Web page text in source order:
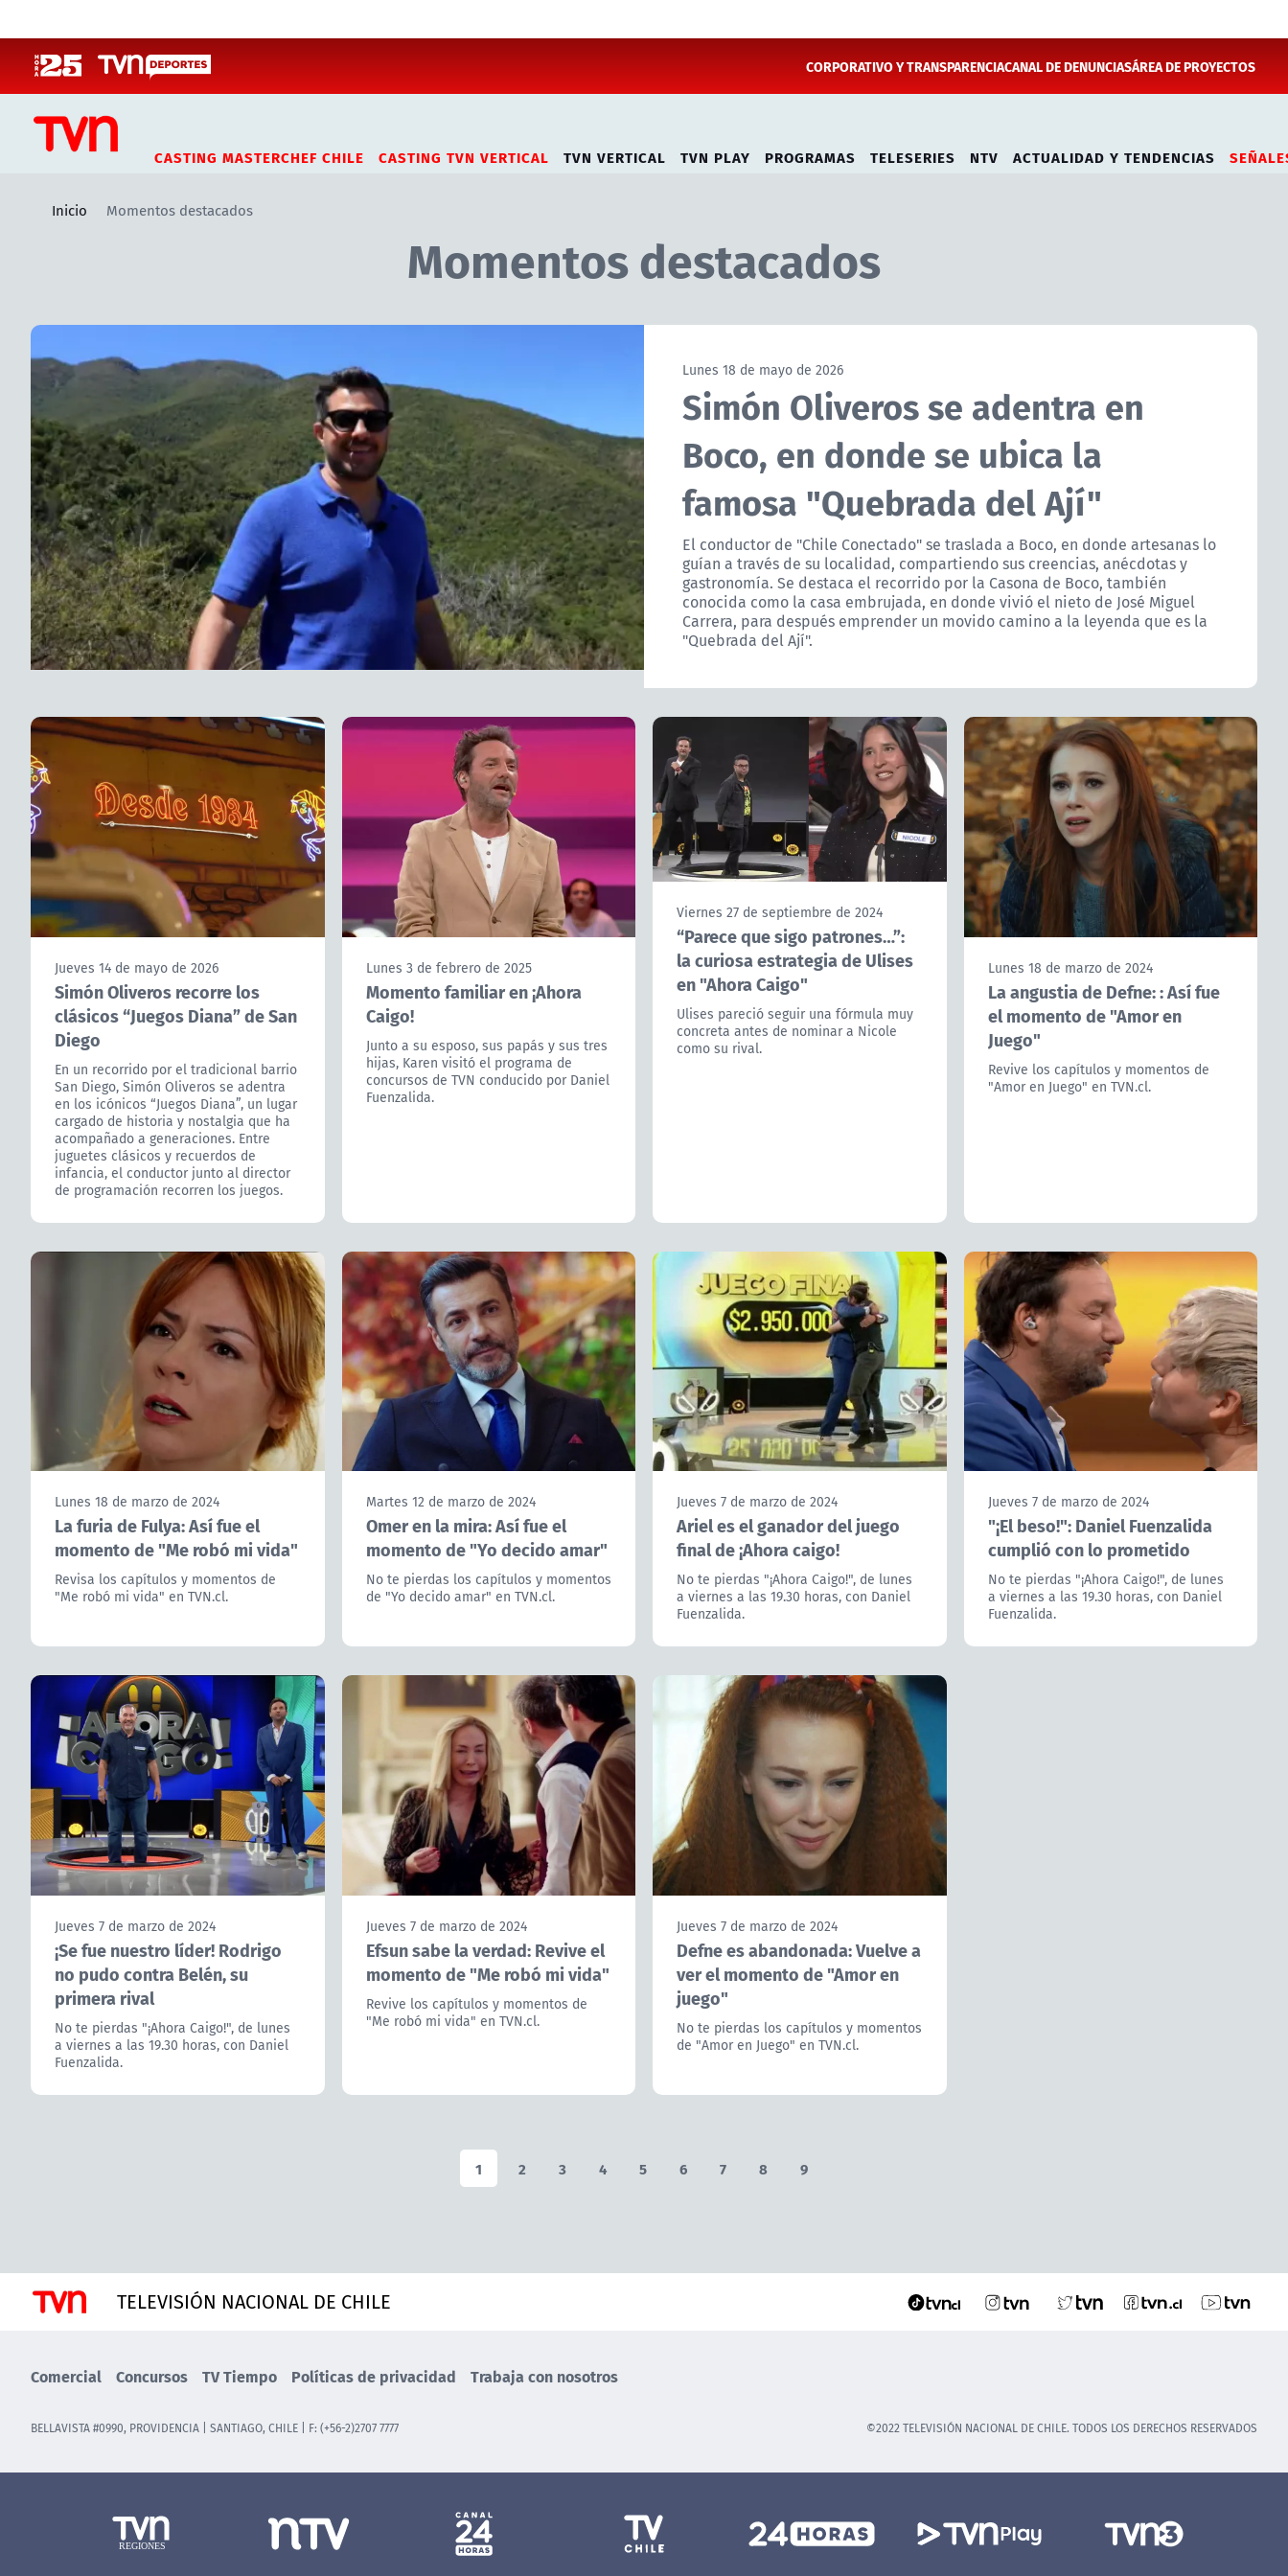
CORPORATIVO Y TRANSPARENCIACANAL DE DENUNCIASÁREA DE PROYECTOS
CASTING MASTERCHEF CHILE CASTING TVN VERTICAL TVN VERTICAL TVN PLAY PROGRAMAS TELESERIES NTV ACTUALIDAD Y TENDENCIAS
Inicio Momentos destacados
Momentos destacados
Artículos relacionados con Momentos destacados
Lunes 18 de mayo de 2026
Simón Oliveros se adentra en
Boco, en donde se ubica la
famosa "Quebrada del Ají"
El conductor de "Chile Conectado" se traslada a Boco, en donde artesanas lo
guían a través de su localidad, compartiendo sus creencias, anécdotas y
gastronomía. Se destaca el recorrido por la Casona de Boco, también
conocida como la casa embrujada, en donde vivió el nieto de José Miguel
Carrera, para después emprender un movido camino a la leyenda que es la
"Quebrada del Ají".
Jueves 14 de mayo de 2026
Simón Oliveros recorre los
clásicos “Juegos Diana” de San
Diego
En un recorrido por el tradicional barrio
San Diego, Simón Oliveros se adentra
en los icónicos “Juegos Diana”, un lugar
cargado de historia y nostalgia que ha
acompañado a generaciones. Entre
juguetes clásicos y recuerdos de
infancia, el conductor junto al director
de programación recorren los juegos.
Lunes 3 de febrero de 2025
Momento familiar en ¡Ahora
Caigo!
Junto a su esposo, sus papás y sus tres
hijas, Karen visitó el programa de
concursos de TVN conducido por Daniel
Fuenzalida.
Viernes 27 de septiembre de 2024
“Parece que sigo patrones…”:
la curiosa estrategia de Ulises
en "Ahora Caigo"
Ulises pareció seguir una fórmula muy
concreta antes de nominar a Nicole
como su rival.
Lunes 18 de marzo de 2024
La angustia de Defne: : Así fue
el momento de "Amor en
Juego"
Revive los capítulos y momentos de
"Amor en Juego" en TVN.cl.
Lunes 18 de marzo de 2024
La furia de Fulya: Así fue el
momento de "Me robó mi vida"
Revisa los capítulos y momentos de
"Me robó mi vida" en TVN.cl.
Martes 12 de marzo de 2024
Omer en la mira: Así fue el
momento de "Yo decido amar"
No te pierdas los capítulos y momentos
de "Yo decido amar" en TVN.cl.
Jueves 7 de marzo de 2024
Ariel es el ganador del juego
final de ¡Ahora caigo!
No te pierdas "¡Ahora Caigo!", de lunes
a viernes a las 19.30 horas, con Daniel
Fuenzalida.
Jueves 7 de marzo de 2024
"¡El beso!": Daniel Fuenzalida
cumplió con lo prometido
No te pierdas "¡Ahora Caigo!", de lunes
a viernes a las 19.30 horas, con Daniel
Fuenzalida.
Jueves 7 de marzo de 2024
¡Se fue nuestro líder! Rodrigo
no pudo contra Belén, su
primera rival
No te pierdas "¡Ahora Caigo!", de lunes
a viernes a las 19.30 horas, con Daniel
Fuenzalida.
Jueves 7 de marzo de 2024
Efsun sabe la verdad: Revive el
momento de "Me robó mi vida"
Revive los capítulos y momentos de
"Me robó mi vida" en TVN.cl.
Jueves 7 de marzo de 2024
Defne es abandonada: Vuelve a
ver el momento de "Amor en
juego"
No te pierdas los capítulos y momentos
de "Amor en Juego" en TVN.cl.
1 2 3 4 5 6 7 8 9
TELEVISIÓN NACIONAL DE CHILE
Comercial Concursos TV Tiempo Políticas de privacidad Trabaja con nosotros
BELLAVISTA #0990, PROVIDENCIA | SANTIAGO, CHILE | F: (+56-2)2707 7777 ©2022 TELEVISIÓN NACIONAL DE CHILE. TODOS LOS DERECHOS RESERVADOS